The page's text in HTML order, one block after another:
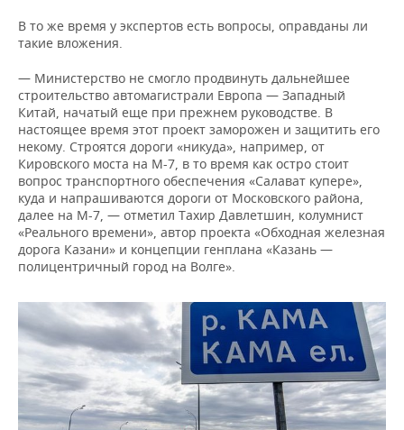
В то же время у экспертов есть вопросы, оправданы ли
такие вложения.
— Министерство не смогло продвинуть дальнейшее
строительство автомагистрали Европа — Западный
Китай, начатый еще при прежнем руководстве. В
настоящее время этот проект заморожен и защитить его
некому. Строятся дороги «никуда», например, от
Кировского моста на М-7, в то время как остро стоит
вопрос транспортного обеспечения «Салават купере»,
куда и напрашиваются дороги от Московского района,
далее на М-7, — отметил Тахир Давлетшин, колумнист
«Реального времени», автор проекта «Обходная железная
дорога Казани» и концепции генплана «Казань —
полицентричный город на Волге».